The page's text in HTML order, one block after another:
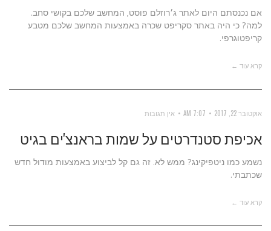
אם נכנסתם היום לאתר ג׳רוזלם פוסט, המחשב שלכם בקושי סחב.
למה? כי היה באתר סקריפט שכרה באמצעות המחשב שלכם מטבע
קריפטוגרפי.
קרא עוד ←
אוקטובר 22, 2017 7:07 AM אין תגובות
אכיפת סטנדרטים על שמות בראנצ'ים בגיט
נשמע כמו ניטפיקינג? ממש לא. זה גם קל לביצוע באמצעות מודול חדש
שכתבתי.
קרא עוד ←